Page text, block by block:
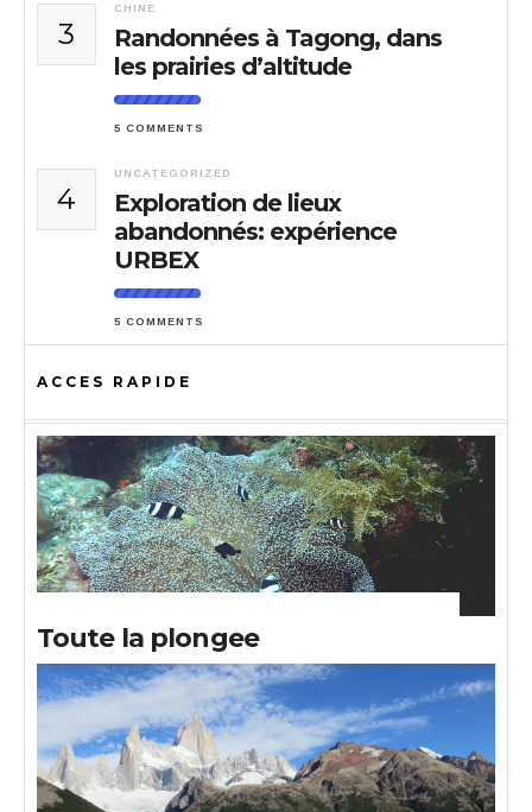
3
CHINE
Randonnées à Tagong, dans
les prairies d’altitude
5 COMMENTS
4
UNCATEGORIZED
Exploration de lieux
abandonnés: expérience
URBEX
5 COMMENTS
ACCES RAPIDE
Toute la plongee